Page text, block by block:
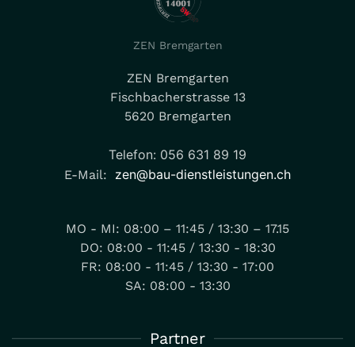
ZEN Bremgarten
ZEN Bremgarten
Fischbacherstrasse 13
5620 Bremgarten
Telefon: 056 631 89 19
E-Mail: zen@bau-dienstleistungen.ch
MO - MI: 08:00 – 11:45 / 13:30 – 17.15
DO: 08:00 - 11:45 / 13:30 - 18:30
FR: 08:00 - 11:45 / 13:30 - 17:00
SA: 08:00 - 13:30
Partner